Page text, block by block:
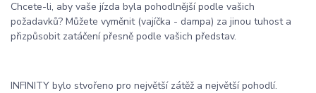
Chcete-li, aby vaše jízda byla pohodlnější podle vašich
požadavků? Můžete vyměnit (vajíčka - dampa) za jinou tuhost a
přizpůsobit zatáčení přesně podle vašich představ.
INFINITY bylo stvořeno pro největší zátěž a největší pohodlí.